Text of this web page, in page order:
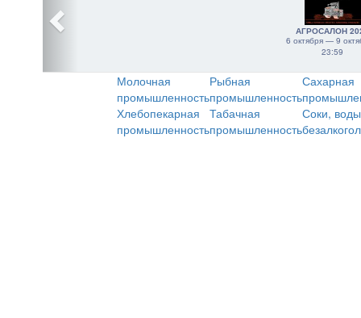
АГРОСАЛОН
6 октября — 9
23:59
Молочная
промышленность
Рыбная
промышленность
Сахарная
Хлебопекарная
промышленность
Табачная
промышленность
Соки,